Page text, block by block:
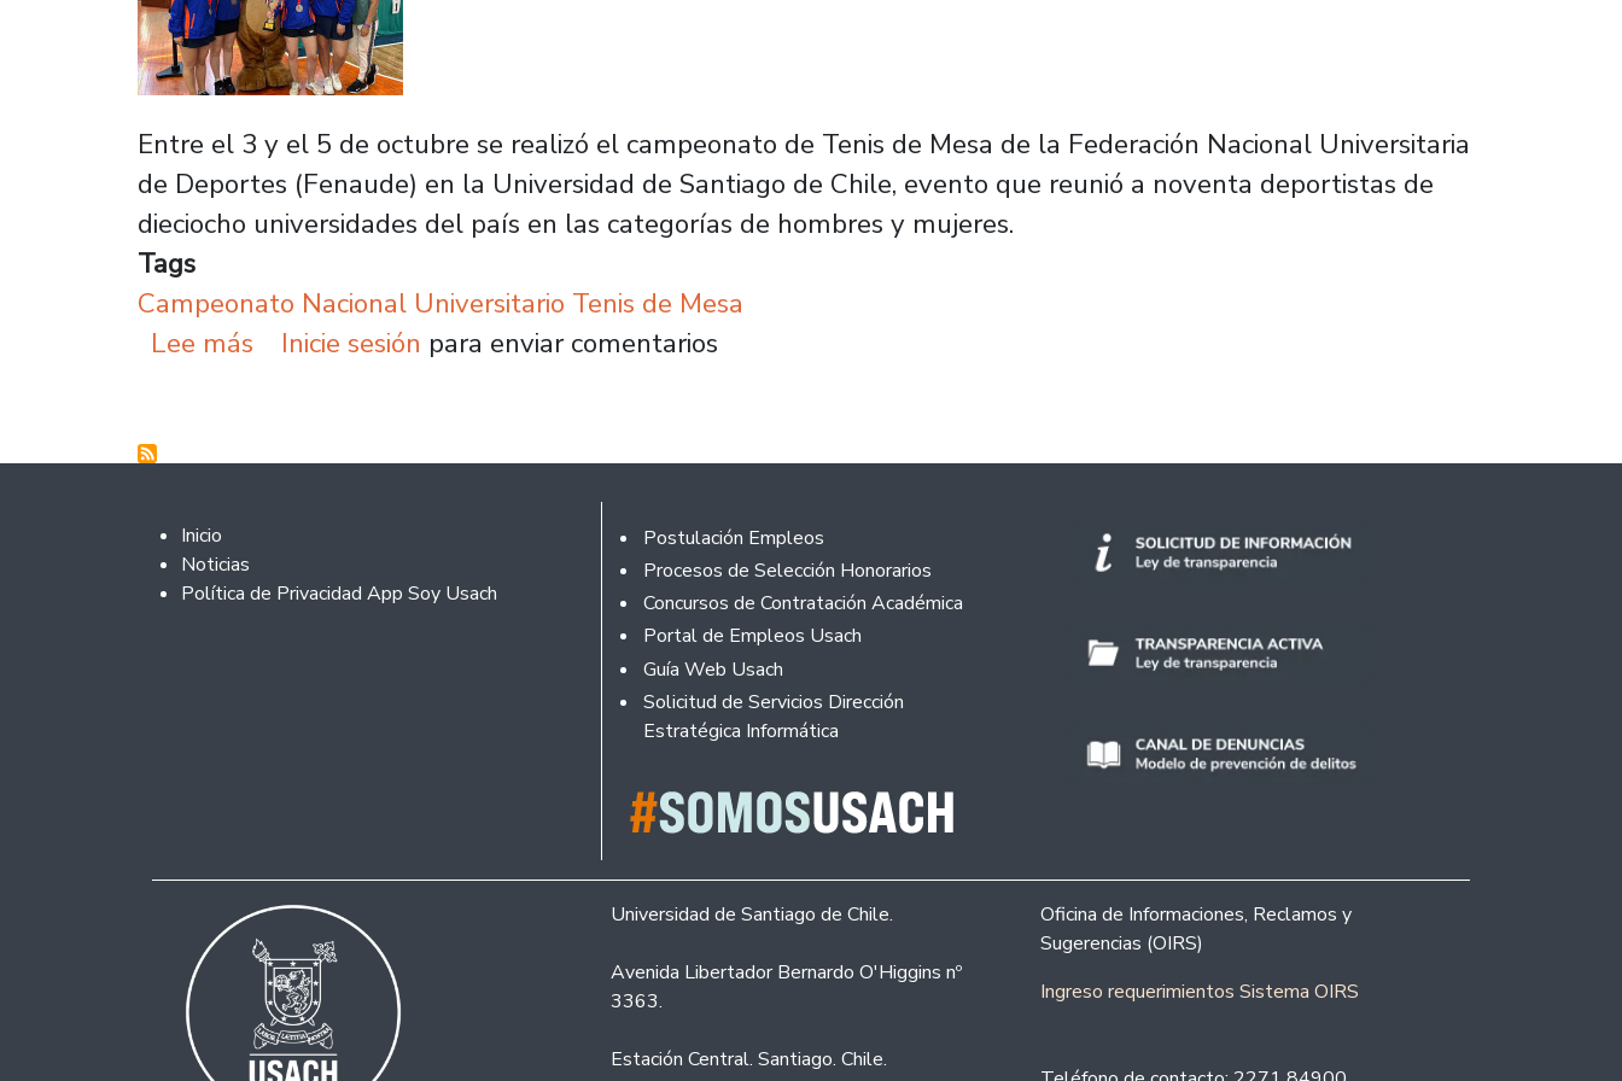
Entre el 3 y el 5 de octubre se realizó el campeonato de Tenis de Mesa de la Federación Nacional Universitaria
de Deportes (Fenaude) en la Universidad de Santiago de Chile, evento que reunió a noventa deportistas de
dieciocho universidades del país en las categorías de hombres y mujeres.
Tags
Campeonato Nacional Universitario Tenis de Mesa
Lee más sobre Equipo femenino alcanza medalla de plata en torneo nacional de tenis de mesa
Inicie sesión para enviar comentarios
Footer 2
Inicio
Noticias
Política de Privacidad App Soy Usach
Footer
Postulación Empleos
Procesos de Selección Honorarios
Concursos de Contratación Académica
Portal de Empleos Usach
Guía Web Usach
Solicitud de Servicios Dirección
Estratégica Informática
Universidad de Santiago de Chile.
Avenida Libertador Bernardo O'Higgins nº
3363.
Estación Central. Santiago. Chile.
Oficina de Informaciones, Reclamos y
Sugerencias (OIRS)
Ingreso requerimientos Sistema OIRS